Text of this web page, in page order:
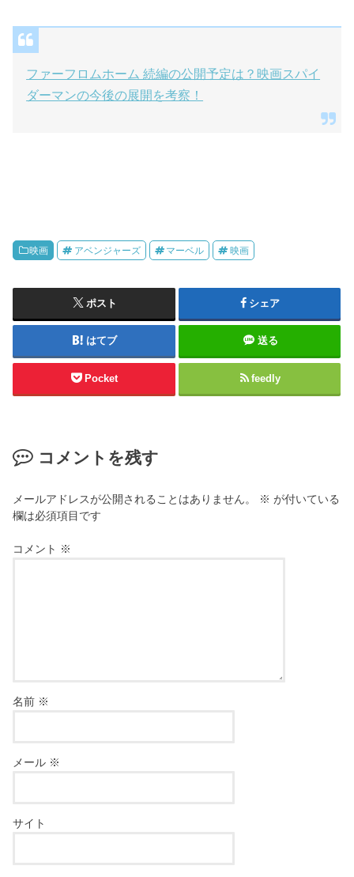
ファーフロムホーム 続編の公開予定は？映画スパイ
ダーマンの今後の展開を考察！
映画 アベンジャーズ マーベル 映画
ポスト シェア
はてブ 送る
Pocket feedly
コメントを残す
メールアドレスが公開されることはありません。 ※ が付いている
欄は必須項目です
コメント ※
名前 ※
メール ※
サイト